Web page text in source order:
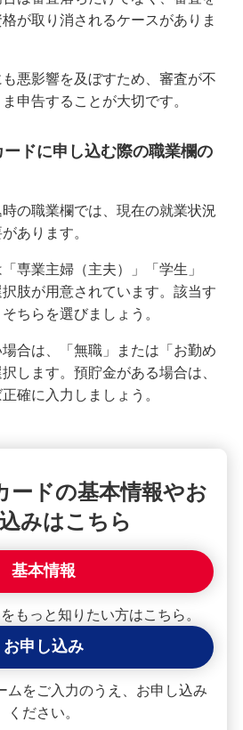
が取り消されるケースがありま
悪影響を及ぼすため、審査が不
申告することが大切です。
ドに申し込む際の職業欄の
の職業欄では、現在の就業状況
あります。
専業主婦（主夫）」「学生」
択肢が用意されています。該当す
ちらを選びましょう。
合は、「無職」または「お勤め
します。預貯金がある場合は、
確に入力しましょう。
ードの基本情報やお
みはこちら
基本情報
もっと知りたい方はこちら。
お申し込み
ムをご入力のうえ、お申し込み
ください。